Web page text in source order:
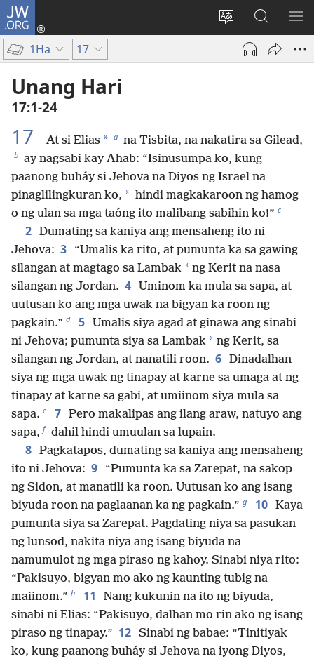
JW.ORG
Baguhin
ang
wika
Mag-
log
sa
JW.ORG
1Ha 17
Unang Hari
17:1-24
17 At si Elias * a na Tisbita, na nakatira sa Gilead,
b ay nagsabi kay Ahab: “Isinusumpa ko, kung
paanong buháy si Jehova na Diyos ng Israel na
pinaglilingkuran ko, * hindi magkakaroon ng hamog
o ng ulan sa mga taóng ito malibang sabihin ko!” c
2 Dumating sa kaniya ang mensaheng ito ni
Jehova: 3
“Umalis ka rito, at pumunta ka sa gawing
silangan at magtago sa Lambak * ng Kerit na nasa
silangan ng Jordan. 4 Uminom ka mula sa sapa, at
uutusan ko ang mga uwak na bigyan ka roon ng
pagkain.” d 5 Umalis siya agad at ginawa ang sinabi
ni Jehova; pumunta siya sa Lambak * ng Kerit, sa
silangan ng Jordan, at nanatili roon. 6 Dinadalhan
siya ng mga uwak ng tinapay at karne sa umaga at ng
tinapay at karne sa gabi, at umiinom siya mula sa
sapa. e 7 Pero makalipas ang ilang araw, natuyo ang
sapa, f dahil hindi umuulan sa lupain.
8 Pagkatapos, dumating sa kaniya ang mensaheng
ito ni Jehova: 9
“Pumunta ka sa Zarepat, na sakop
ng Sidon, at manatili ka roon. Uutusan ko ang isang
biyuda roon na paglaanan ka ng pagkain.” g 10 Kaya
pumunta siya sa Zarepat. Pagdating niya sa pasukan
ng lunsod, nakita niya ang isang biyuda na
namumulot ng mga piraso ng kahoy. Sinabi niya rito:
“Pakisuyo, bigyan mo ako ng kaunting tubig na
maiinom.” h 11
Nang kukunin na ito ng biyuda,
sinabi ni Elias: “Pakisuyo, dalhan mo rin ako ng isang
piraso ng tinapay.” 12 Sinabi ng babae: “Tinitiyak
ko, kung paanong buháy si Jehova na iyong Diyos,